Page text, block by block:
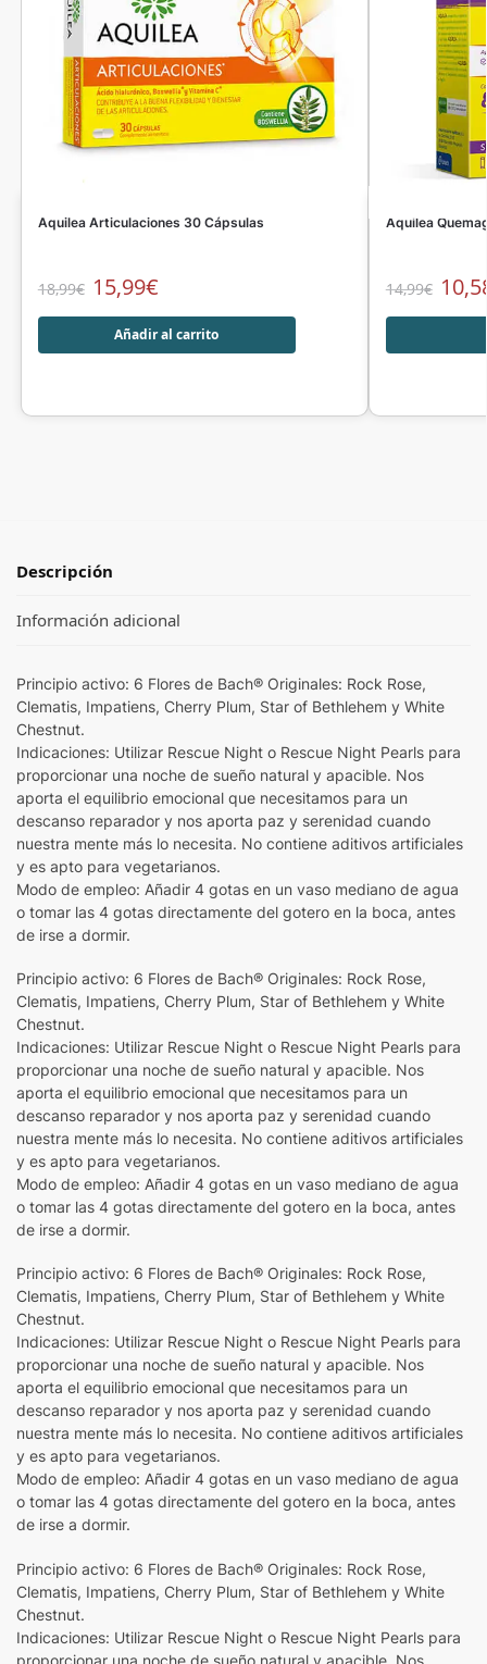
Aquilea Articulaciones 30 Cápsulas
18,99€ 15,99€
Añadir al carrito
Aquilea
14,99€
Descripción
Información adicional
Principio activo: 6 Flores de Bach® Originales: Rock Rose,
Clematis, Impatiens, Cherry Plum, Star of Bethlehem y White
Chestnut.
Indicaciones: Utilizar Rescue Night o Rescue Night Pearls para
proporcionar una noche de sueño natural y apacible. Nos
aporta el equilibrio emocional que necesitamos para un
descanso reparador y nos aporta paz y serenidad cuando
nuestra mente más lo necesita. No contiene aditivos artificiales
y es apto para vegetarianos.
Modo de empleo: Añadir 4 gotas en un vaso mediano de agua
o tomar las 4 gotas directamente del gotero en la boca, antes
de irse a dormir.
Principio activo: 6 Flores de Bach® Originales: Rock Rose,
Clematis, Impatiens, Cherry Plum, Star of Bethlehem y White
Chestnut.
Indicaciones: Utilizar Rescue Night o Rescue Night Pearls para
proporcionar una noche de sueño natural y apacible. Nos
aporta el equilibrio emocional que necesitamos para un
descanso reparador y nos aporta paz y serenidad cuando
nuestra mente más lo necesita. No contiene aditivos artificiales
y es apto para vegetarianos.
Modo de empleo: Añadir 4 gotas en un vaso mediano de agua
o tomar las 4 gotas directamente del gotero en la boca, antes
de irse a dormir.
Principio activo: 6 Flores de Bach® Originales: Rock Rose,
Clematis, Impatiens, Cherry Plum, Star of Bethlehem y White
Chestnut.
Indicaciones: Utilizar Rescue Night o Rescue Night Pearls para
proporcionar una noche de sueño natural y apacible. Nos
aporta el equilibrio emocional que necesitamos para un
descanso reparador y nos aporta paz y serenidad cuando
nuestra mente más lo necesita. No contiene aditivos artificiales
y es apto para vegetarianos.
Modo de empleo: Añadir 4 gotas en un vaso mediano de agua
o tomar las 4 gotas directamente del gotero en la boca, antes
de irse a dormir.
Principio activo: 6 Flores de Bach® Originales: Rock Rose,
Clematis, Impatiens, Cherry Plum, Star of Bethlehem y White
Chestnut.
Indicaciones: Utilizar Rescue Night o Rescue Night Pearls para
proporcionar una noche de sueño natural y apacible. Nos